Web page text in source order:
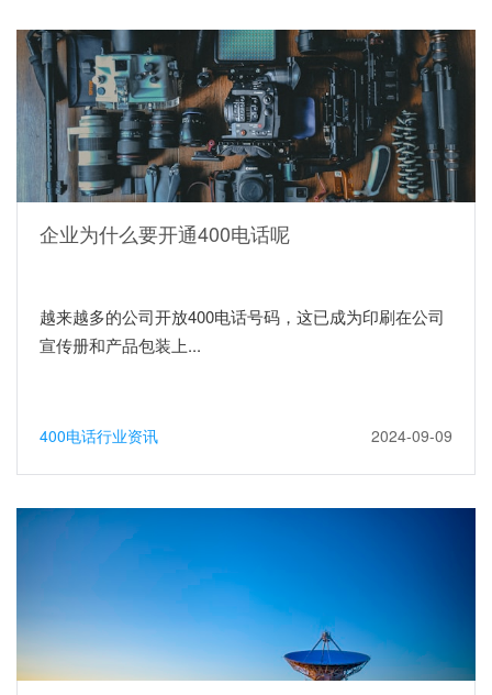
企业为什么要开通400电话呢
越来越多的公司开放400电话号码，这已成为印刷在公司
宣传册和产品包装上...
400电话行业资讯 2024-09-09